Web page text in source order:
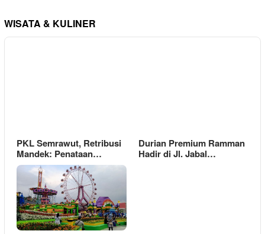
WISATA & KULINER
PKL Semrawut, Retribusi
Mandek: Penataan…
Durian Premium Ramman
Hadir di Jl. Jabal…